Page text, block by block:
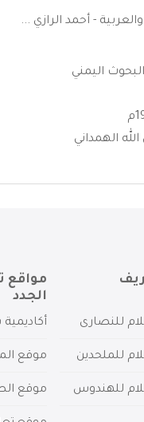
- أحمد الرازي ...
اليمني
الهمداني
للنصارى
للملحدين
للهندوس
مواقع
الجدد
موقع
موقع